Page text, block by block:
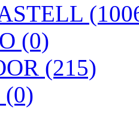
(0)
(215)